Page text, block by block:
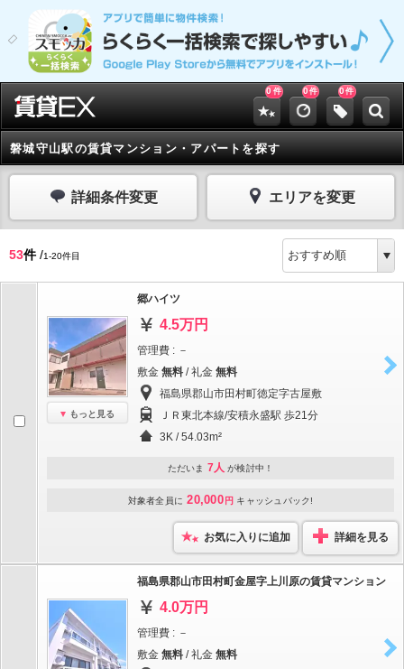
0 件 0件 0件
磐城守山駅の賃貸マンション・アパートを探す
詳細条件変更 エリアを変更
53件/1-20件目
もっと見る
郷ハイツ
4.5万円
管理費 : －
敷金 無料 / 礼金 無料
福島県郡山市田村町徳定字古屋敷
ＪＲ東北本線/安積永盛駅 歩21分
3K / 54.03m²
ただいま 7人 が検討中！
対象者全員に 20,000 円 キャッシュバック!
お気に入りに追加 詳細を見る
福島県郡山市田村町金屋字上川原の賃貸マンション
4.0万円
管理費 : －
敷金 無料 / 礼金 無料